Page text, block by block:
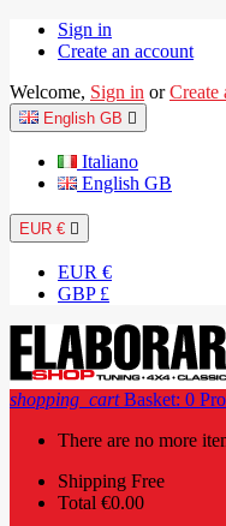
Sign in
Create an account
Welcome, Sign in or Create
English GB 
Italiano
English GB
EUR € 
EUR €
GBP £
shopping_cart Basket: 0
There are no more
Shipping Free
Total €0.00